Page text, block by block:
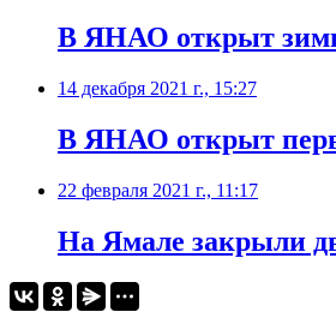
В ЯНАО открыт
14 декабря 2021 г., 15:27
В ЯНАО открыт
22 февраля 2021 г., 11:17
На Ямале закрыли